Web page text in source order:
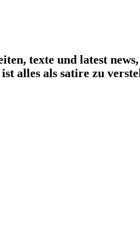
texte und latest
alles als satire zu